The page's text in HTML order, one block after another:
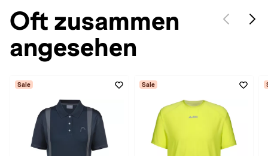
Oft zusammen
angesehen
Sale Sale